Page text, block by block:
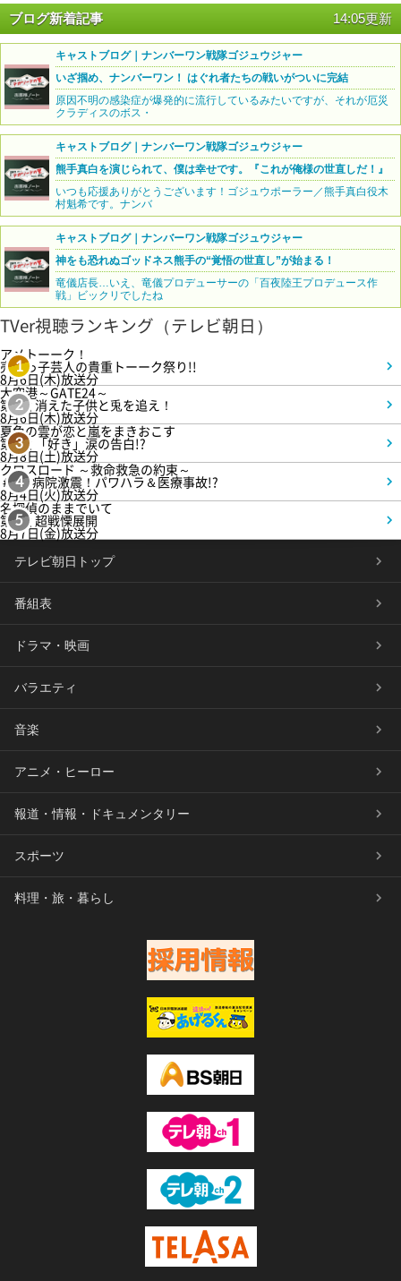
ブログ新着記事 14:05更新
キャストブログ｜ナンバーワン戦隊ゴジュウジャー
いざ掴め、ナンバーワン！ はぐれ者たちの戦いがついに完結
原因不明の感染症が爆発的に流行しているみたいですが、それが厄災
クラディスのボス・
キャストブログ｜ナンバーワン戦隊ゴジュウジャー
熊手真白を演じられて、僕は幸せです。『これが俺様の世直しだ！』
いつも応援ありがとうございます！ゴジュウポーラー／熊手真白役木
村魁希です。ナンバ
キャストブログ｜ナンバーワン戦隊ゴジュウジャー
神をも恐れぬゴッドネス熊手の“覚悟の世直し”が始まる！
竜儀店長…いえ、竜儀プロデューサーの「百夜陸王プロデュース作
戦」ビックリでしたね
TVer視聴ランキング（テレビ朝日）
1
アメトーーク！
売れっ子芸人の貴重トーーク祭り!!
8月6日(木)放送分
2
大空港～GATE24～
第3話 消えた子供と兎を追え！
8月6日(木)放送分
3
夏色の雲が恋と嵐をまきおこす
第5話 「好き」涙の告白!?
8月8日(土)放送分
4
クロスロード ～救命救急の約束～
＃5 病院激震！パワハラ＆医療事故!?
8月4日(火)放送分
5
名探偵のままでいて
第4話 超戦慄展開
8月7日(金)放送分
テレビ朝日トップ
番組表
ドラマ・映画
バラエティ
音楽
アニメ・ヒーロー
報道・情報・ドキュメンタリー
スポーツ
料理・旅・暮らし